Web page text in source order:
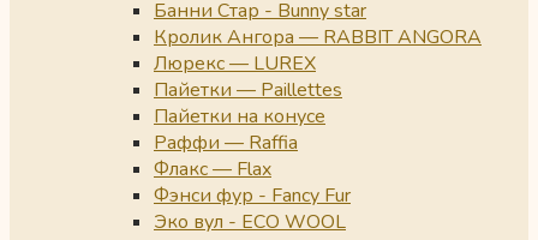
Банни Стар - Bunny star
Кролик Ангора — RABBIT ANGORA
Люрекс — LUREX
Пайетки — Paillettes
Пайетки на конусе
Раффи — Raffia
Флакс — Flax
Фэнси фур - Fancy Fur
Эко вул - ECO WOOL